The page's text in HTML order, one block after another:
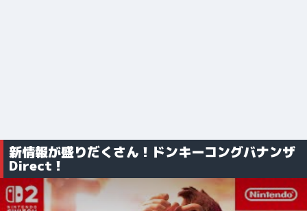
新情報が盛りだくさん！ドンキーコングバナンザ
Direct！